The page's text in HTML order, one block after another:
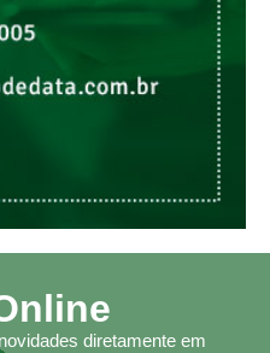
diretamente em